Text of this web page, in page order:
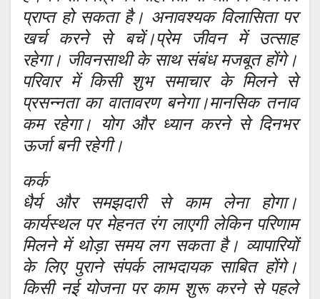
प्राप्त हो सकता है। अनावश्यक विलासिता पर
खर्च करने से बचें।प्रेम जीवन में उत्साह
रहेगा। जीवनसाथी के साथ संबंध मजबूत होंगे।
परिवार में किसी शुभ समाचार के मिलने से
प्रसन्नता का वातावरण बनेगा।मानसिक तनाव
कम रहेगा। योग और ध्यान करने से दिनभर
ऊर्जा बनी रहेगी।
कर्क
धैर्य और समझदारी से काम लेना होगा।
कार्यस्थल पर मेहनत रंग लाएगी लेकिन परिणाम
मिलने में थोड़ा समय लग सकता है। व्यापारियों
के लिए पुराने संपर्क लाभदायक साबित होंगे।
किसी नई योजना पर काम शुरू करने से पहले